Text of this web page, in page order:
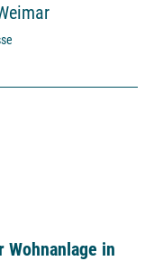
Wohnanlage in